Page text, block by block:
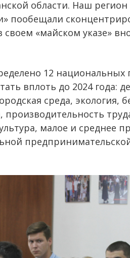
области. Наш
пообещали
своем «майском указе»
12
вплоть до 2024 года:
среда, экология,
малое и среднее